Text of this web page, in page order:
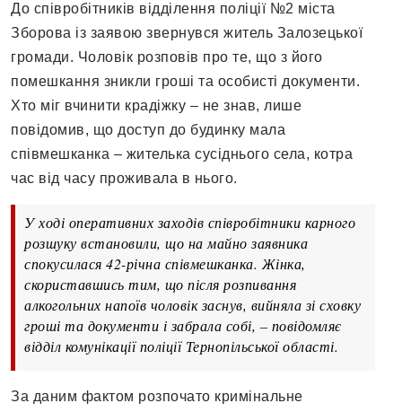
До співробітників відділення поліції №2 міста
Зборова із заявою звернувся житель Залозецької
громади. Чоловік розповів про те, що з його
помешкання зникли гроші та особисті документи.
Хто міг вчинити крадіжку – не знав, лише
повідомив, що доступ до будинку мала
співмешканка – жителька сусіднього села, котра
час від часу проживала в нього.
У ході оперативних заходів співробітники карного
розшуку встановили, що на майно заявника
спокусилася 42-річна співмешканка. Жінка,
скориставшись тим, що після розпивання
алкогольних напоїв чоловік заснув, вийняла зі сховку
гроші та документи і забрала собі, – повідомляє
відділ комунікації поліції Тернопільської області.
За даним фактом розпочато кримінальне